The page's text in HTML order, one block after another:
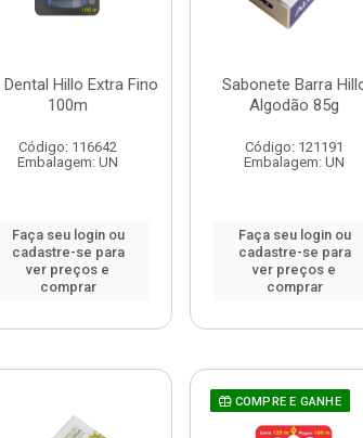
Dental Hillo Extra Fino
100m
Código: 116642
Embalagem: UN
Faça seu login ou
cadastre-se para
ver preços e
comprar
Sabonete Barra
Algodão 85g
Código: 121191
Embalagem: UN
Faça seu login ou
cadastre-se para
ver preços e
comprar
COMPRE E GANHE